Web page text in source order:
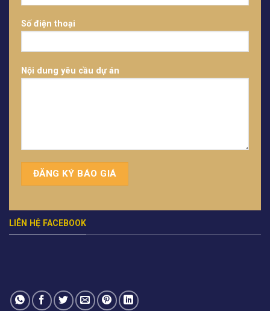
Số điện thoại
Nội dung yêu cầu dự án
LIÊN HỆ FACEBOOK